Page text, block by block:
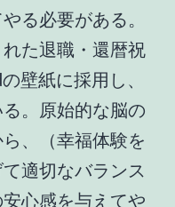
る必要がある。
た退職・還暦祝
壁紙に採用し、
。原始的な脳の
、（幸福体験を
適切なバランス
心感を与えてや